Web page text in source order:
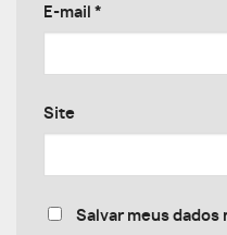
E-mail *
Site
Salvar meus dados